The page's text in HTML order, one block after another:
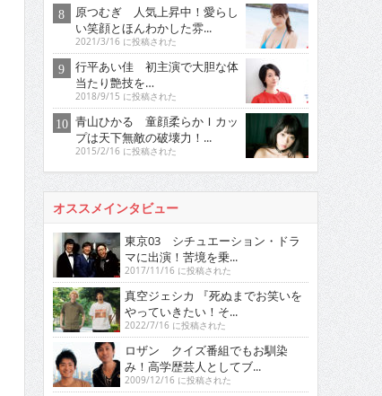
原つむぎ 人気上昇中！愛らし
い笑顔とほんわかした雰...
2021/3/16 に投稿された
行平あい佳 初主演で大胆な体
当たり艶技を…
2018/9/15 に投稿された
青山ひかる 童顔柔らかＩカッ
プは天下無敵の破壊力！...
2015/2/16 に投稿された
オススメインタビュー
東京03 シチュエーション・ドラ
マに出演！苦境を乗...
2017/11/16 に投稿された
真空ジェシカ 『死ぬまでお笑いを
やっていきたい！そ...
2022/7/16 に投稿された
ロザン クイズ番組でもお馴染
み！高学歴芸人としてブ...
2009/12/16 に投稿された